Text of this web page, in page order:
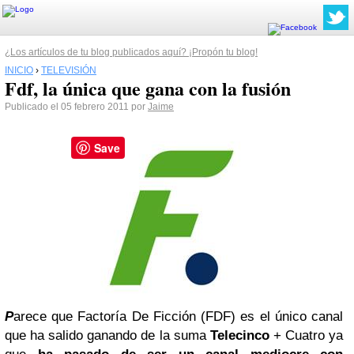
¿Los artículos de tu blog publicados aquí? ¡Propón tu blog!
INICIO › TELEVISIÓN
Fdf, la única que gana con la fusión
Publicado el 05 febrero 2011 por Jaime
Parece que Factoría De Ficción (FDF) es el único canal
que ha salido ganando de la suma Telecinco+ Cuatro ya
Save